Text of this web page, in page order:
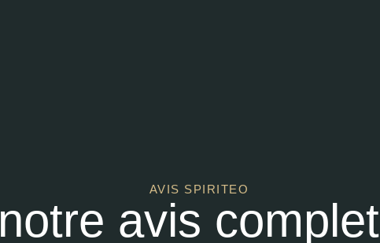
AVIS SPIRITEO
notre avis complet